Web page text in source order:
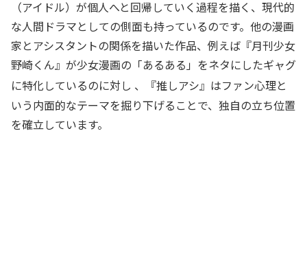
（アイドル）が個人へと回帰していく過程を描く、現代的
な人間ドラマとしての側面も持っているのです。他の漫画
家とアシスタントの関係を描いた作品、例えば『月刊少女
野崎くん』が少女漫画の「あるある」をネタにしたギャグ
に特化しているのに対し 、『推しアシ』はファン心理と
いう内面的なテーマを掘り下げることで、独自の立ち位置
を確立しています。